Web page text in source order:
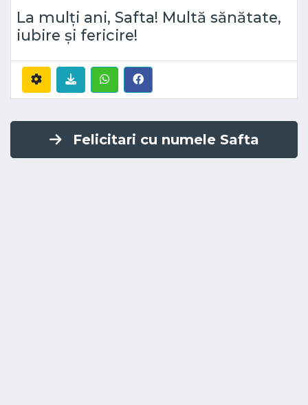
La mulți ani, Safta! Multă sănătate,
iubire și fericire!
Felicitari cu numele Safta